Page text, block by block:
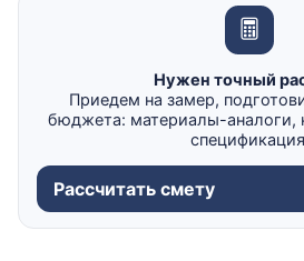
Нужен точный
Приедем на замер,
бюджета: материалы-аналоги,
Рассчитать смету